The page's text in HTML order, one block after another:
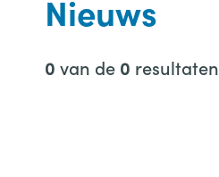
n
a
Nieuws
0 van de 0 resultaten